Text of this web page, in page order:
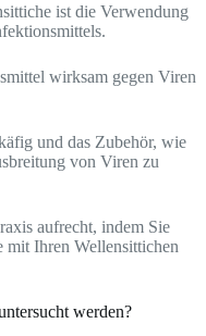
ist die Verwendung
wirksam gegen Viren
und das Zubehör, wie
von Viren zu
aufrecht, indem Sie
mit Ihren Wellensittichen
werden?